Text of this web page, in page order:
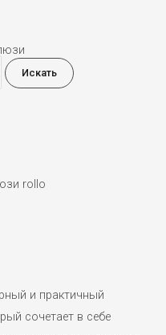
Искать
rollo
и практичный
сочетает в себе